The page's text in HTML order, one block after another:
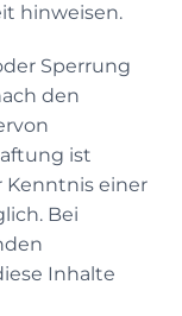
hinweisen.
Sperrung
den
ist
Kenntnis einer
Bei
Inhalte